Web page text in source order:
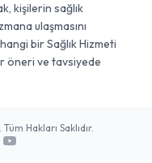
kişilerin sağlık
ulaşmasını
bir Sağlık Hizmeti
öneri ve tavsiyede
Hakları Saklıdır.